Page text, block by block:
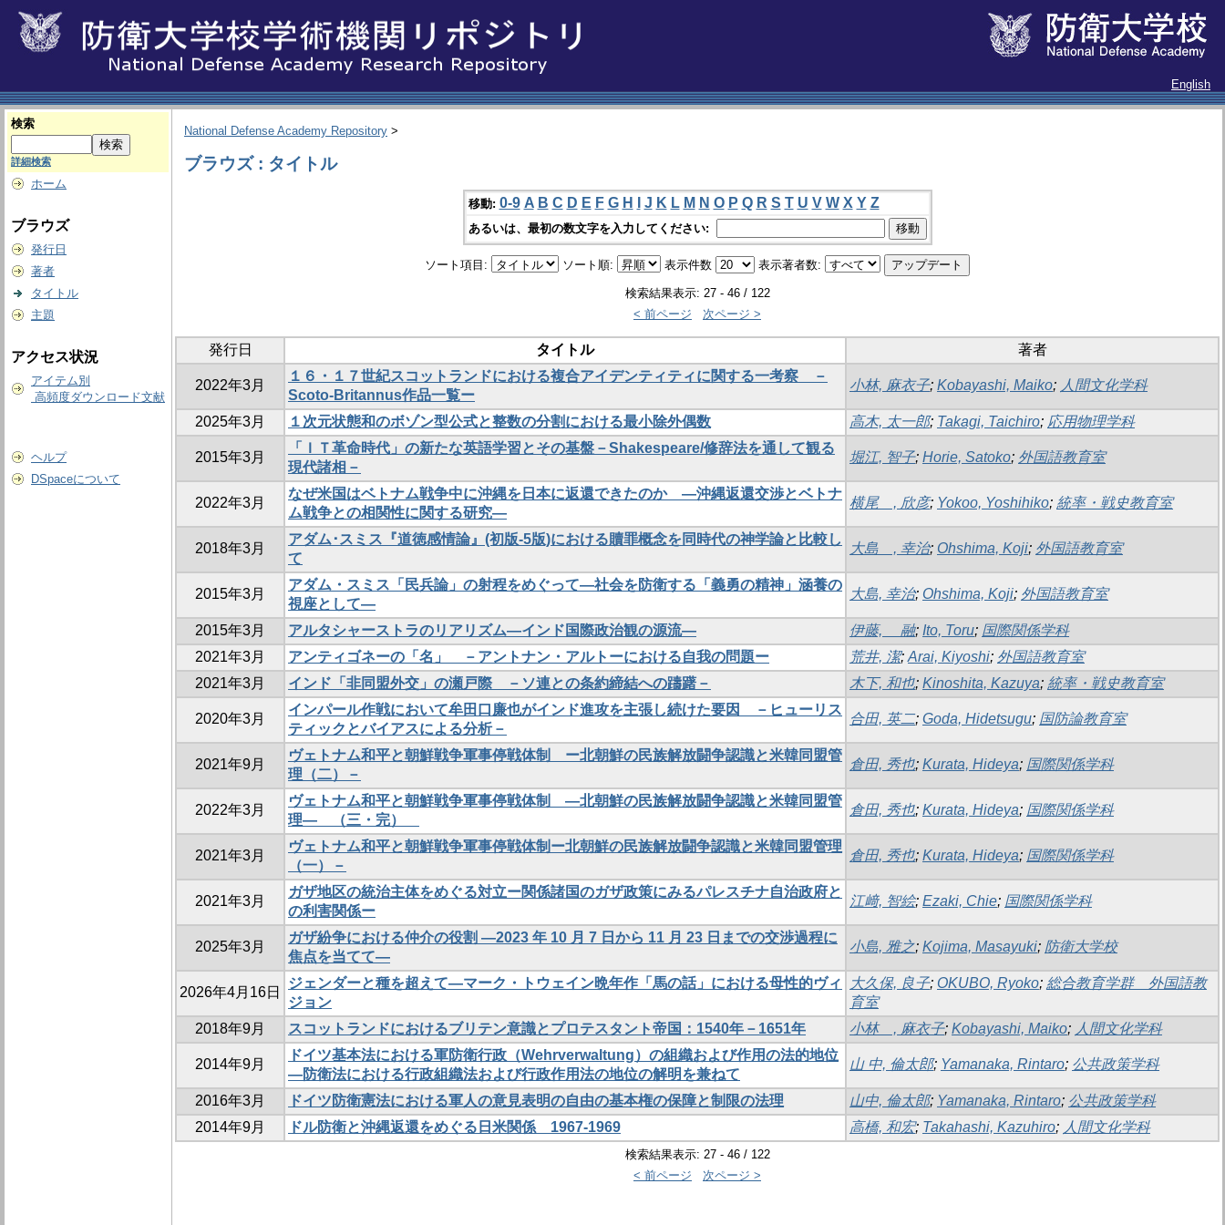
English
検索
詳細検索
ホーム
ブラウズ
発行日
著者
タイトル
主題
アクセス状況
アイテム別
高頻度ダウンロード文献
ヘルプ
DSpaceについて
National Defense Academy Repository >
ブラウズ : タイトル
移動: 0-9 A B C D E F G H J K L M N O P Q R S T U V W X Y Z
あるいは、最初の数文字を入力してください:
ソート項目: ソート順: 表示件数 表示著者数:
検索結果表示: 27 - 46 / 122
< 前ページ
次ページ >
発行日 タイトル 著者
2022年3月
１６・１７世紀スコットランドにおける複合アイデンティティに関する一考察 －
Scoto-Britannus作品一覧ー
小林, 麻衣子; Kobayashi, Maiko; 人間文化学科
2025年3月 １次元状態和のボゾン型公式と整数の分割における最小除外偶数 高木, 太一郎; Takagi, Taichiro; 応用物理学科
2015年3月
「ＩＴ革命時代」の新たな英語学習とその基盤－Shakespeare/修辞法を通して観る
現代諸相－
堀江, 智子; Horie, Satoko; 外国語教育室
2022年3月
なぜ米国はベトナム戦争中に沖縄を日本に返還できたのか ―沖縄返還交渉とベトナ
ム戦争との相関性に関する研究―
横尾 , 欣彦; Yokoo, Yoshihiko; 統率・戦史教育室
2018年3月
アダム･スミス『道徳感情論』(初版-5版)における贖罪概念を同時代の神学論と比較し
て
大島 , 幸治; Ohshima, Koji; 外国語教育室
2015年3月
アダム・スミス「民兵論」の射程をめぐって―社会を防衛する「義勇の精神」涵養の
視座として―
大島, 幸治; Ohshima, Koji; 外国語教育室
2015年3月 アルタシャーストラのリアリズム―インド国際政治観の源流― 伊藤, 融; Ito, Toru; 国際関係学科
2021年3月
アンティゴネーの「名」 －アントナン・アルトーにおける自我の問題ー 荒井, 潔; Arai, Kiyoshi; 外国語教育室
2021年3月
インド「非同盟外交」の瀬戸際 －ソ連との条約締結への躊躇－ 木下, 和也; Kinoshita, Kazuya; 統率・戦史教育室
2020年3月
インパール作戦において牟田口廉也がインド進攻を主張し続けた要因 －ヒューリス
ティックとバイアスによる分析－
合田, 英二; Goda, Hidetsugu; 国防論教育室
2021年9月
ヴェトナム和平と朝鮮戦争軍事停戦体制 ー北朝鮮の民族解放闘争認識と米韓同盟管
理（二）－
倉田, 秀也; Kurata, Hideya; 国際関係学科
2022年3月
ヴェトナム和平と朝鮮戦争軍事停戦体制 ―北朝鮮の民族解放闘争認識と米韓同盟管
理― （三・完）
倉田, 秀也; Kurata, Hideya; 国際関係学科
2021年3月
ヴェトナム和平と朝鮮戦争軍事停戦体制ー北朝鮮の民族解放闘争認識と米韓同盟管理
（一）－
倉田, 秀也; Kurata, Hideya; 国際関係学科
2021年3月
ガザ地区の統治主体をめぐる対立ー関係諸国のガザ政策にみるパレスチナ自治政府と
の利害関係ー
江﨑, 智絵; Ezaki, Chie; 国際関係学科
2025年3月
ガザ紛争における仲介の役割 ―2023 年 10 月 7 日から 11 月 23 日までの交渉過程に
焦点を当てて―
小島, 雅之; Kojima, Masayuki; 防衛大学校
2026年4月16日
ジェンダーと種を超えて―マーク・トウェイン晩年作「馬の話」における母性的ヴィ
ジョン
大久保, 良子; OKUBO, Ryoko; 総合教育学群 外国語教
育室
2018年9月
スコットランドにおけるブリテン意識とプロテスタント帝国：1540年－1651年 小林 , 麻衣子; Kobayashi, Maiko; 人間文化学科
2014年9月
ドイツ基本法における軍防衛行政（Wehrverwaltung）の組織および作用の法的地位
―防衛法における行政組織法および行政作用法の地位の解明を兼ねて
山 中, 倫太郎; Yamanaka, Rintaro; 公共政策学科
2016年3月 ドイツ防衛憲法における軍人の意見表明の自由の基本権の保障と制限の法理 山中, 倫太郎; Yamanaka, Rintaro; 公共政策学科
2014年9月
ドル防衛と沖縄返還をめぐる日米関係 1967-1969 高橋, 和宏; Takahashi, Kazuhiro; 人間文化学科
検索結果表示: 27 - 46 / 122
< 前ページ
次ページ >